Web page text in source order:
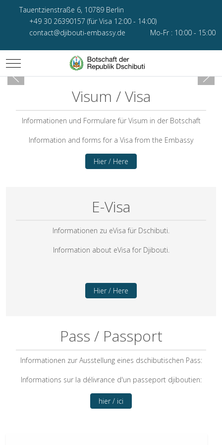
Tauentzienstraße 6, 10789 Berlin
+49 30 26390157 (für Visa 12:00 - 14:00)
contact@djibouti-embassy.de
Mo-Fr : 10:00 - 15:00
Mobile Menu Toggle
Visum / Visa
Informationen und Formulare für Visum in der Botschaft
Information and forms for a Visa from the Embassy
Hier / Here
E-Visa
Informationen zu eVisa für Dschibuti.
Information about eVisa for Djibouti.
Hier / Here
Pass / Passport
Informationen zur Ausstellung eines dschibutischen Pass:
Informations sur la délivrance d'un passeport djiboutien:
hier / ici